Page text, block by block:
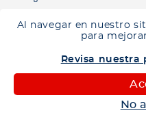
Al navegar en nuestro
para
Revisa nuestra
No
Ingresa tu ubicación para ver